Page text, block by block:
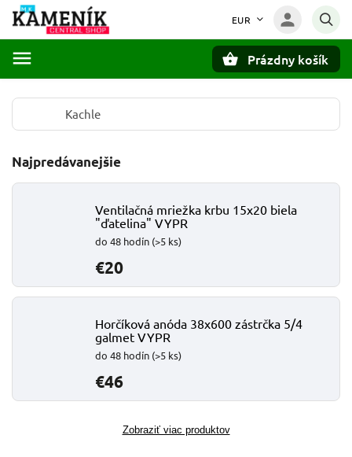
EUR
Prázdny košík
Kachle
Najpredávanejšie
Ventilačná mriežka krbu 15x20 biela
"ďatelina" VYPR
do 48 hodín (>5 ks)
€20
Horčíková anóda 38x600 zástrčka 5/4
galmet VYPR
do 48 hodín (>5 ks)
€46
Zobraziť viac produktov